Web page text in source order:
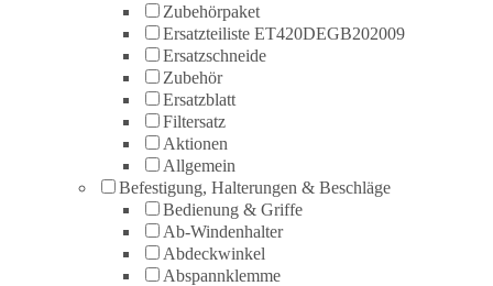
Zubehörpaket
Ersatzteiliste ET420DEGB202009
Ersatzschneide
Zubehör
Ersatzblatt
Filtersatz
Aktionen
Allgemein
Befestigung, Halterungen & Beschläge
Bedienung & Griffe
Ab-Windenhalter
Abdeckwinkel
Abspannklemme